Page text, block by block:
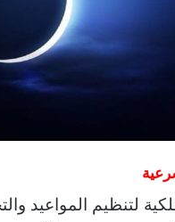
لتنظيم المواعيد